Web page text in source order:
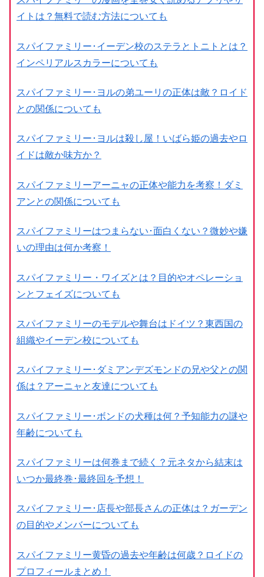
イトは？無料で読む方法についても
スパイファミリー･イーデン校のステラとトニトとは？
インペリアルスカラーについても
スパイファミリー･ヨルの弟ユーリの正体は敵？ロイド
との関係についても
スパイファミリー･ヨルは殺し屋！いばら姫の過去やロ
イドは敵か味方か？
スパイファミリーアーニャの正体や能力を考察！ダミ
アンとの関係についても
スパイファミリーはつまらない･面白くない？微妙や嫌
いの理由は何か考察！
スパイファミリー・ワイズとは？目的やオペレーショ
ンとフェイズについても
スパイファミリーのモデルや舞台はドイツ？東西国の
組織やイーデン校についても
スパイファミリー･ダミアンデズモンドの兄や父との関
係は？アーニャと友達についても
スパイファミリー･ボンドの犬種は何？予知能力の謎や
年齢についても
スパイファミリーは何巻まで続く？元ネタから結末は
いつか最終巻･最終回を予想！
スパイファミリー･店長や部長さんの正体は？ガーデン
の目的やメンバーについても
スパイファミリー黄昏の過去や年齢は何歳？ロイドの
プロフィールまとめ！